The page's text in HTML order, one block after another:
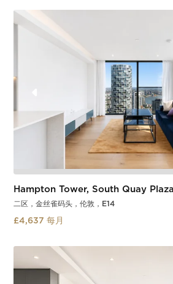
Hampton Tower, South Quay
二区，金丝雀码头，伦敦，E14
£4,637 每月
Slide 2 of 3.